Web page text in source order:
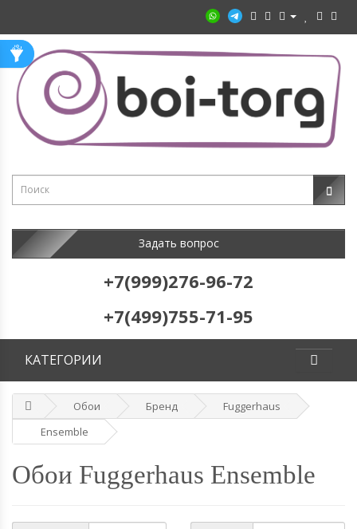
Задать вопрос
+7(999)276-96-72
+7(499)755-71-95
КАТЕГОРИИ
Обои Бренд
Fuggerhaus
Ensemble
Обои Fuggerhaus Ensemble